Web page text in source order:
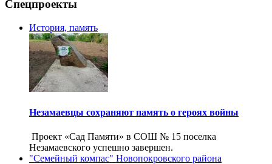
Спецпроекты
История, память
Незамаевцы сохраняют память о героях войны
Проект «Сад Памяти» в СОШ № 15 поселка
Незамаевского успешно завершен.
"Семейный компас" Новопокровского района